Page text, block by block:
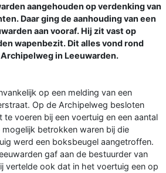
aangehouden op verdenking van
Daar ging de aanhouding van een
aan vooraf. Hij zit vast op
wapenbezit. Dit alles vond rond
in Leeuwarden.
op een melding van een
Op de Archipelweg besloten
te voeren bij een voertuig en een aantal
betrokken waren bij die
werd een boksbeugel aangetroffen.
gaf aan de bestuurder van
vertelde ook dat in het voertuig een op